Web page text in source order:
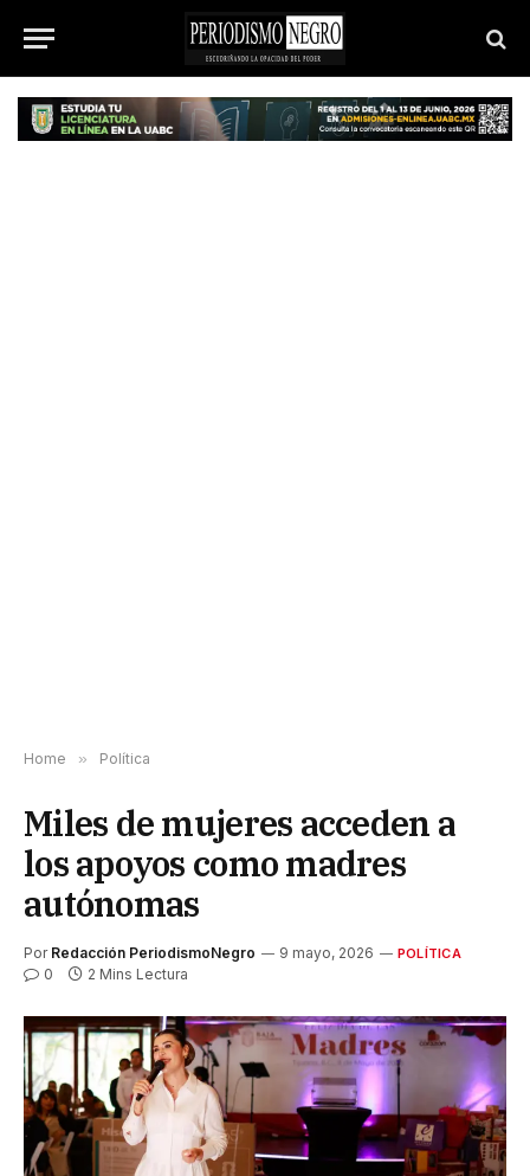
Home » Política
Miles de mujeres acceden a
los apoyos como madres
autónomas
Por Redacción PeriodismoNegro 9 mayo, 2026 POLÍTICA
0 2 Mins Lectura